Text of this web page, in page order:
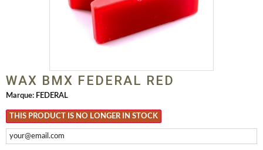
WAX BMX FEDERAL RED
Marque: FEDERAL
THIS PRODUCT IS NO LONGER IN STOCK